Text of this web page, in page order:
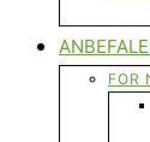
FOR